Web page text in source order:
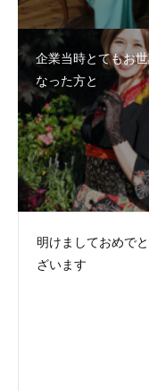
企業当時とてもお
なった方と
明けましておめで
ざいます